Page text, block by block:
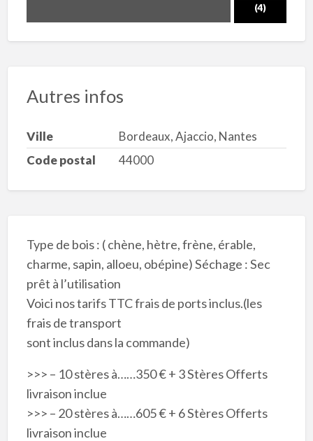
(4)
Autres infos
Ville
Bordeaux, Ajaccio, Nantes
Code postal
44000
Type de bois : ( chène, hètre, frène, érable,
charme, sapin, alloeu, obépine) Séchage : Sec
prêt à l’utilisation
Voici nos tarifs TTC frais de ports inclus.(les
frais de transport
sont inclus dans la commande)
>>> – 10 stères à……350 € + 3 Stères Offerts
livraison inclue
>>> – 20 stères à……605 € + 6 Stères Offerts
livraison inclue